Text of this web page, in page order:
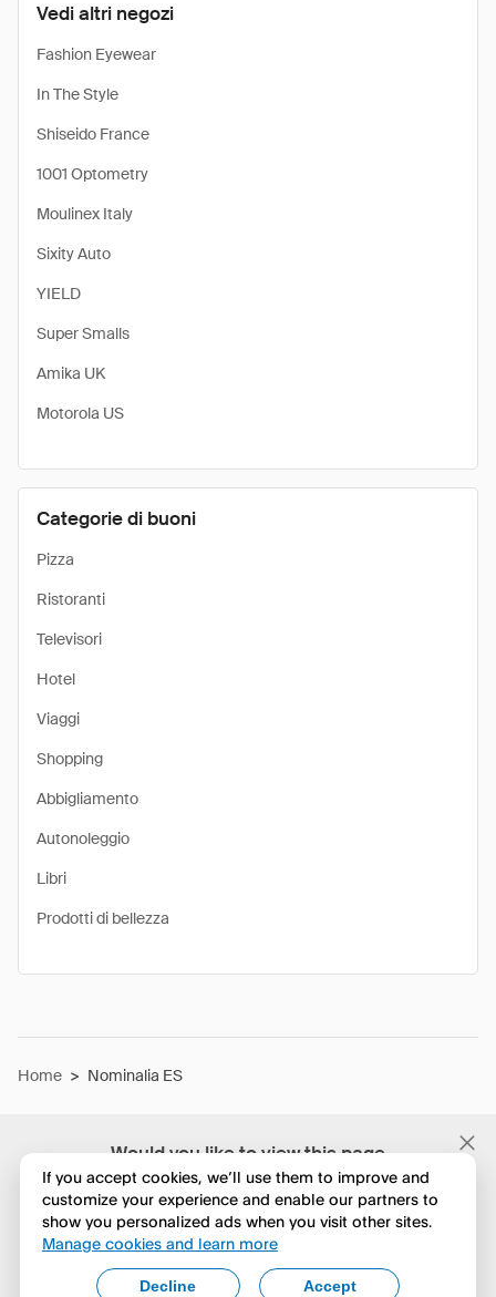
Would you like to view this page
in English?
No, continua a esplorare
Yes, change to English
Vedi altri negozi
Fashion Eyewear
In The Style
Shiseido France
1001 Optometry
Moulinex Italy
Sixity Auto
YIELD
Super Smalls
Amika UK
Motorola US
Categorie di buoni
Pizza
Ristoranti
Televisori
Hotel
Viaggi
Shopping
Abbigliamento
Autonoleggio
Libri
Prodotti di bellezza
Home > Nominalia ES
If you accept cookies, we’ll use them to improve and
customize your experience and enable our partners to
show you personalized ads when you visit other sites.
Manage cookies and learn more
Accept
Decline